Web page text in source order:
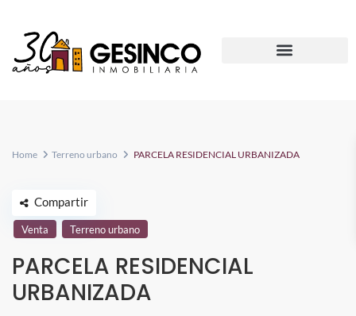
Home Terreno urbano PARCELA RESIDENCIAL URBANIZADA
Venta Terreno urbano
PARCELA RESIDENCIAL
URBANIZADA
Compartir